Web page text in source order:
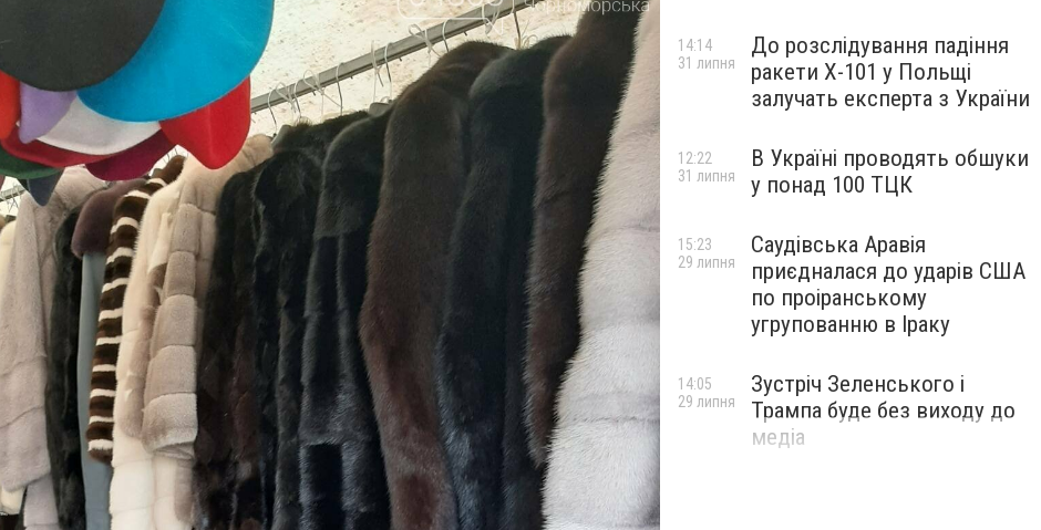
До розслідування падіння
ракети Х-101 у Польщі
залучать експерта з України
14:14
31 липня
В Україні проводять обшуки
у понад 100 ТЦК
12:22
31 липня
Саудівська Аравія
приєдналася до ударів США
по проіранському
угрупованню в Іраку
15:23
29 липня
Зустріч Зеленського і
Трампа буде без виходу до
медіа
14:05
29 липня